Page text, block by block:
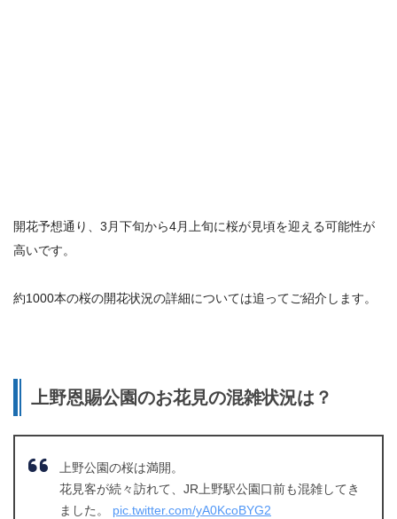
開花予想通り、 3月下旬から4月上旬に桜が見頃を迎える可能性が
高いです。
約1000本の桜の開花状況の詳細については追ってご紹介します。
上野恩賜公園のお花見の混雑状況は？
上野公園の桜は満開。
花見客が続々訪れて、JR上野駅公園口前も混雑してき
ました。 pic.twitter.com/yA0KcoBYG2